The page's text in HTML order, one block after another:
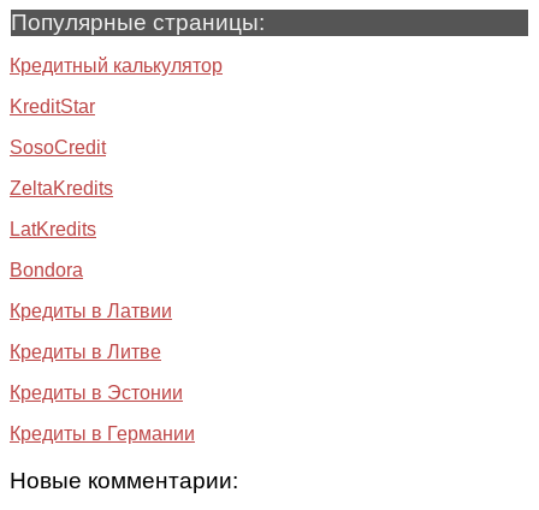
Популярные страницы:
Кредитный калькулятор
KreditStar
SosoCredit
ZeltaKredits
LatKredits
Bondora
Кредиты в Латвии
Кредиты в Литве
Кредиты в Эстонии
Кредиты в Германии
Новые комментарии: